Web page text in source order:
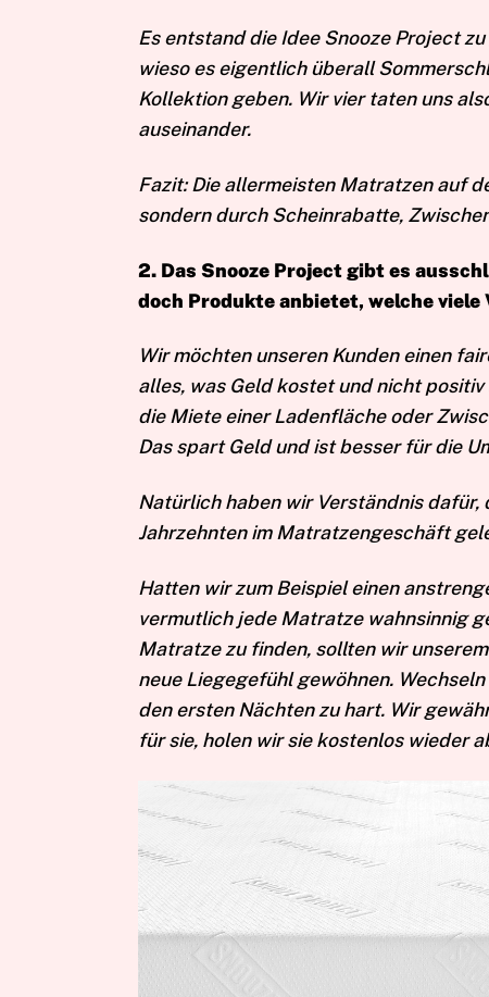
Es entstand die Idee Snooze Project
wieso es eigentlich überall
Kollektion geben. Wir vier taten uns
auseinander.
Fazit: Die allermeisten Matratzen auf
sondern durch Scheinrabatte,
2. Das Snooze Project gibt es
doch Produkte anbietet, welche
Wir möchten unseren Kunden einen
alles, was Geld kostet und nicht
die Miete einer Ladenfläche oder
Das spart Geld und ist besser für die
Natürlich haben wir Verständnis dafür,
Jahrzehnten im Matratzengeschäft
Hatten wir zum Beispiel einen
vermutlich jede Matratze wahnsinnig
Matratze zu finden, sollten wir
neue Liegegefühl gewöhnen.
den ersten Nächten zu hart. Wir
für sie, holen wir sie kostenlos wieder